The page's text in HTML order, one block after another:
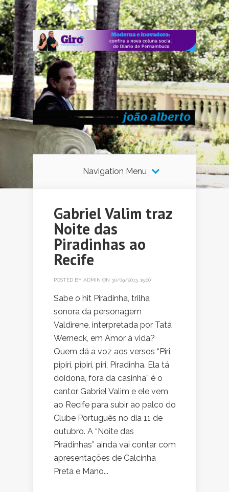
Navigation Menu
Gabriel Valim traz
Noite das
Piradinhas ao
Recife
POSTED BY ADMIN ON 30/09/2013, 15:00
Sabe o hit Piradinha, trilha
sonora da personagem
Valdirene, interpretada por Tatá
Werneck, em Amor à vida?
Quem dá a voz aos versos “Piri,
pipiri, pipiri, piri, Piradinha. Ela tá
doidona, fora da casinha” é o
cantor Gabriel Valim e ele vem
ao Recife para subir ao palco do
Clube Português no dia 11 de
outubro. A “Noite das
Piradinhas” ainda vai contar com
apresentações de Calcinha
Preta e Mano...